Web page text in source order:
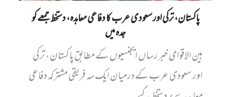
پاکستان، ترکی اور سعودی عرب کا دفاعی معاہدہ، دستخط جمعے کو
جدہ میں
بین الاقوامی خبر رساں ایجنسیوں کے مطابق پاکستان، ترکی
اور سعودی عرب کے درمیان ایک سہ فریقی مشترکہ دفاعی